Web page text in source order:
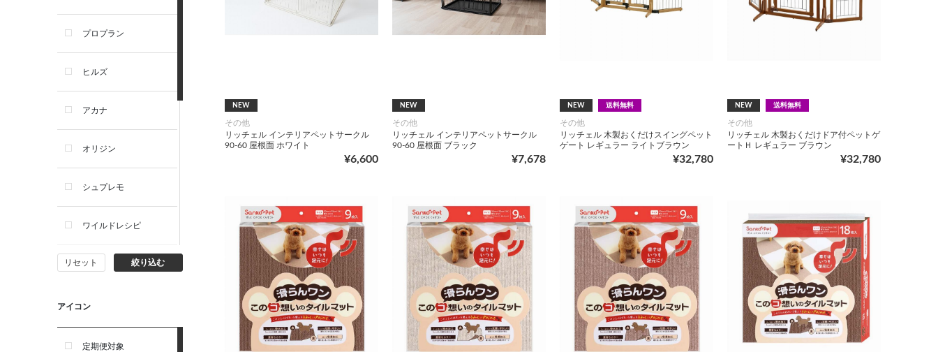
イ・ウェット）
犬ドライフード
犬ウェットフード
犬おやつ
犬サプリ・ミルク・栄養補給
プロプラン
ヒルズ
アカナ
オリジン
シュプレモ
ワイルドレシピ
ナチュラルチョイス
ウェルネス
アーテミス
リセット 絞り込む
アイコン
定期便対象
NEW
その他
リッチェル インテリアペットサークル
90-60 屋根面 ホワイト
¥6,600
NEW
その他
リッチェル インテリアペットサークル
90‐60 屋根面 ブラック
¥7,678
NEW 送料無料
その他
リッチェル 木製おくだけスイングペット
ゲート レギュラー ライトブラウン
¥32,780
NEW 送料無料
その他
リッチェル 木製おくだけドア付ペットゲ
ートＨ レギュラー ブラウン
¥32,780